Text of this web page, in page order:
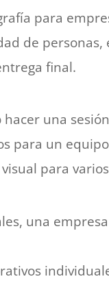
para
de
final.
hacer una
para un
para
una